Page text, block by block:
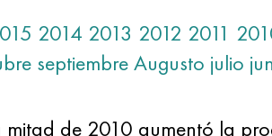
2014 2013 2012 2011
septiembreAugusto julio
mitad de 2010 aumentó la